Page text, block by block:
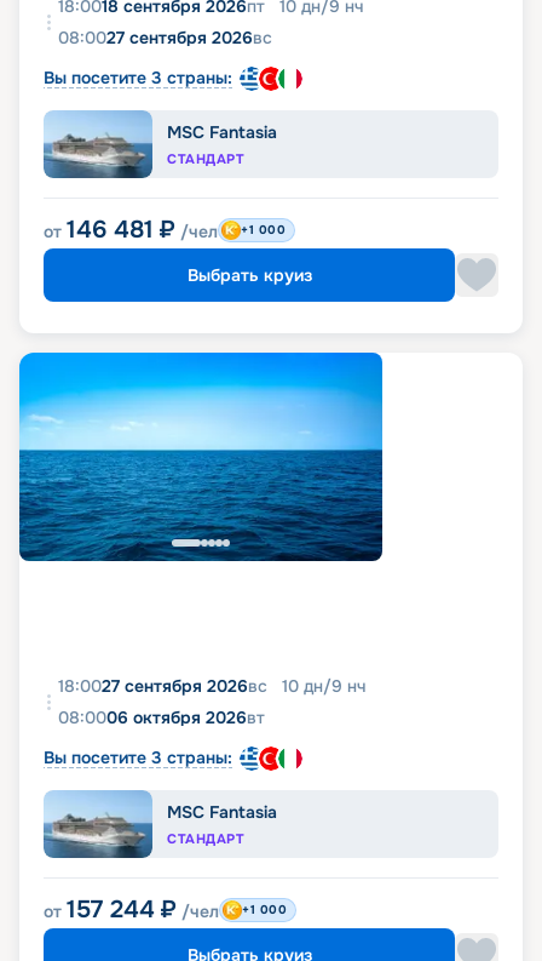
18:0018 сентября 2026пт 10 дн/9 нч
08:0027 сентября 2026вс
Вы посетите 3 страны:
MSC Fantasia
СТАНДАРТ
от 146 481 ₽ /чел +1 000
Выбрать круиз
18:0027 сентября 2026вс 10 дн/9 нч
08:0006 октября 2026вт
Вы посетите 3 страны:
MSC Fantasia
СТАНДАРТ
от 157 244 ₽ /чел +1 000
Выбрать круиз